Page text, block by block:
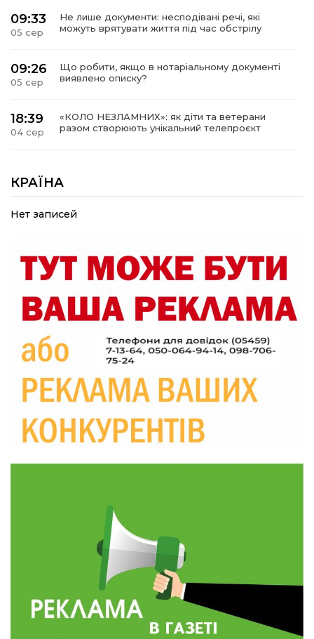
09:33
05 сер
Не лише документи: несподівані речі, які
можуть врятувати життя під час обстрілу
09:26
05 сер
Що робити, якщо в нотаріальному документі
виявлено описку?
18:39
04 сер
«КОЛО НЕЗЛАМНИХ»: як діти та ветерани
разом створюють унікальний телепроєкт
04 сер
прикордоння до втраченого дому
19:36
Пишіть листи самому собі, або як уникнути
19:29
30 лип
«Все закінчиться, приїду й одружуся…»: Пам’яті
26-річного Захисника Богдана Ємця (ВІДЕО)
20:06
Паливо по 100 грн та ризик дефіциту: чому в
28 лип
Житлові сертифікати, підготовка до зими та
підтримка ВПО: підсумки засідання виконкому
Краснопільської селищної ради
10:36
28 лип
Валентина Масалітіна: «Нас тримає віра в
Перемогу і повернення додому»
Обмежено придатний, але безмежно
вмотивований: Як колишній лісівник став асом
артилерії
490 пацієнтів та 15 відвіданих сіл: МБФ
«Альянс громадського здоров’я» підбив
підсумки роботи мобільних клінік у Сумській
області
КРАЇНА
Нет записей